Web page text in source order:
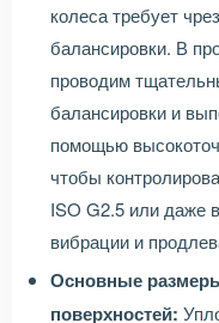
колеса требует
балансировки. В
проводим
балансировки и
помощью
чтобы
ISO G2.5 или даже
вибрации и
Основные
поверхностей: